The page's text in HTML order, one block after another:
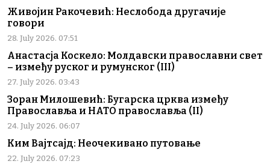
Живојин Ракочевић: Неслобода другачије
говори
28. July 2026. 07:51
Анастасја Коскело: Молдавски православни свет
– између руског и румунског (III)
27. July 2026. 03:43
Зоран Милошевић: Бугарска црква између
Православља и НАТО православља (II)
24. July 2026. 06:07
Ким Вајтсајд: Неочекивано путовање
22. July 2026. 07:23